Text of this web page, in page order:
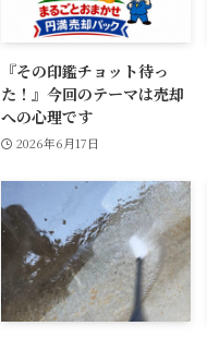
『その印鑑チョット待っ
た！』今回のテーマは売却
への心理です
2026年6月17日